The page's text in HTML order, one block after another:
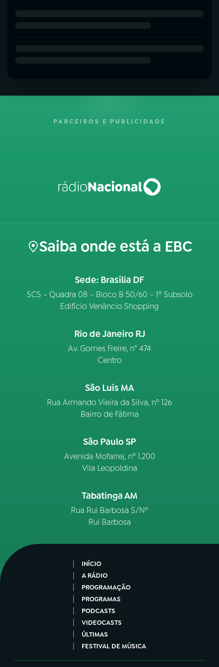
PARCEIROS E PUBLICIDADE
Saiba onde está a EBC
Sede: Brasília DF
SCS – Quadra 08 – Bloco B 50/60 – 1º Subsolo
Edifício Venâncio Shopping
Rio de Janeiro RJ
Av. Gomes Freire, n° 474
Centro
São Luís MA
Rua Armando Vieira da Silva, nº 126
Bairro de Fátima
São Paulo SP
Avenida Mofarrej, nº 1.200
Vila Leopoldina
Tabatinga AM
Rua Rui Barbosa S/Nº
Rui Barbosa
INÍCIO
A RÁDIO
PROGRAMAÇÃO
PROGRAMAS
PODCASTS
VIDEOCASTS
ÚLTIMAS
FESTIVAL DE MÚSICA